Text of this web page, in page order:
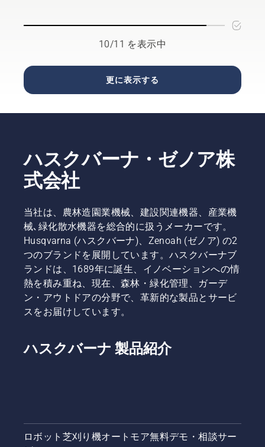
い。
なった
によって
台無しに
ょうか？
の記事で
生を修復
するため
の詳しい
手順をご
紹介しま
す。
の季節に
ださい。
10/11 を表示中
更に表示する
ハスクバーナ・ゼノア株
式会社
当社は、農林造園業機械、建設関連機器、産業機
械､緑化散水機器を総合的に扱うメーカーです。
Husqvarna (ハスクバーナ)、Zenoah (ゼノア) の2
つのブランドを展開しています。ハスクバーナブ
ランドは、1689年に誕生、イノベーションへの情
熱を積み重ね、現在、森林・緑化管理、ガーデ
ン・アウトドアの分野で、革新的な製品とサービ
スをお届けしています。
ハスクバーナ 製品紹介
ロボット芝刈り機オートモア無料デモ・相談サー